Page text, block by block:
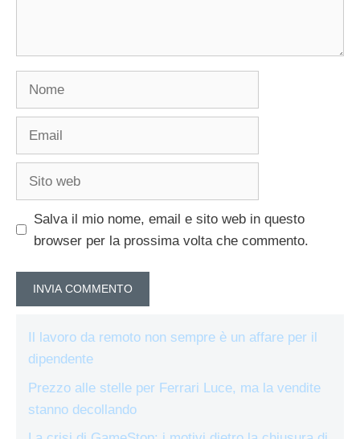
Salva il mio nome, email e sito web in questo
browser per la prossima volta che commento.
Il lavoro da remoto non sempre è un affare per il
dipendente
Prezzo alle stelle per Ferrari Luce, ma la vendite
stanno decollando